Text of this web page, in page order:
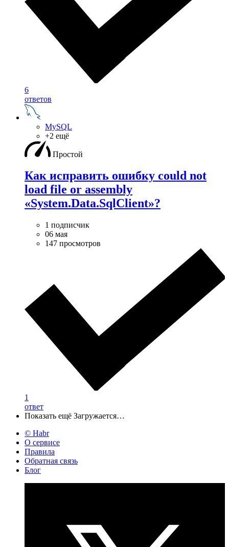
6
ответов
MySQL
+2 ещё
Простой
Как исправить ошибку could not
load file or assembly
«System.Data.SqlClient»?
1 подписчик
06 мая
147 просмотров
1
ответ
Показать ещё Загружается…
© Habr
О сервисе
Правила
Обратная связь
Блог